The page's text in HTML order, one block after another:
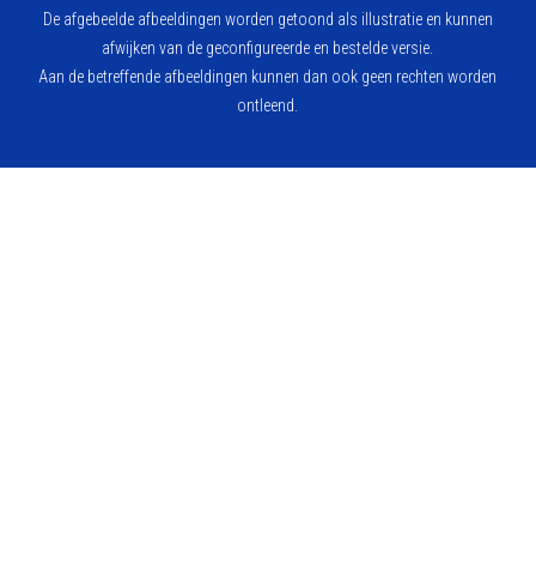
De afgebeelde afbeeldingen worden getoond als illustratie en kunnen
afwijken van de geconfigureerde en bestelde versie.
Aan de betreffende afbeeldingen kunnen dan ook geen rechten worden
ontleend.